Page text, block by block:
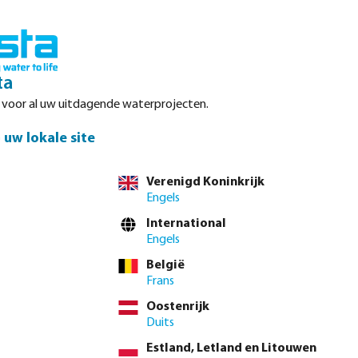
direct via de
2 1/2" 3" 4"
(Deze optie is momenteel niet
neem contact op met de verkoopafdeling
voor al uw uitdagende waterprojecten.
uw lokale site
Verenigd Koninkrijk
Engels
International
Engels
België
Frans
Oostenrijk
Duits
Estland, Letland en Litouwen